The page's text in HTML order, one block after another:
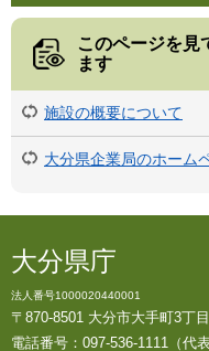
このページを見
ます
施設の概要について
大分県企業局のホーム
大分県庁
法人番号1000020440001
〒870-8501 大分市大手町3丁
電話番号：097-536-1111（代表